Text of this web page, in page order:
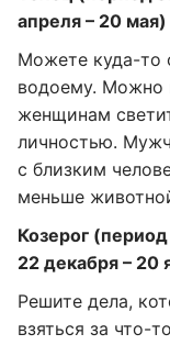
апреля – 20 мая)
Можете куда-то
водоему. Можно
женщинам
личностью.
с близким
меньше
Козерог
22 декабря – 20
Решите дела,
взяться за что-